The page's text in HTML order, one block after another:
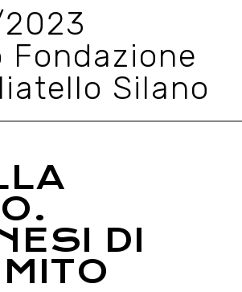
Fondazione
Silano
DI